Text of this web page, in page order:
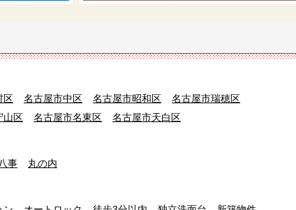
区 名古屋市中区 名古屋市昭和区
名古屋市瑞穂区
山区 名古屋市名東区 名古屋市天白区
八事 丸の内